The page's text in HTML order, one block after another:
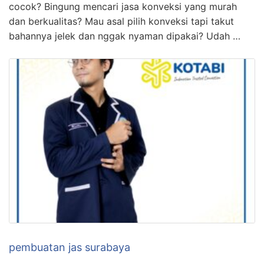
cocok? Bingung mencari jasa konveksi yang murah
dan berkualitas? Mau asal pilih konveksi tapi takut
bahannya jelek dan nggak nyaman dipakai? Udah …
pembuatan jas surabaya